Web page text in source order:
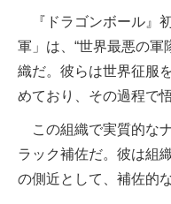
『ドラゴンボール』
軍」は、“世界最悪の軍
織だ。彼らは世界征服
めており、その過程で
この組織で実質的な
ラック補佐だ。彼は組
の側近として、補佐的